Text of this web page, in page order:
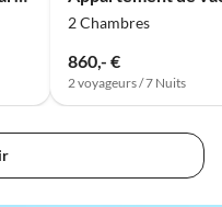
2 Chambres
860,- €
2 voyageurs / 7 Nuits